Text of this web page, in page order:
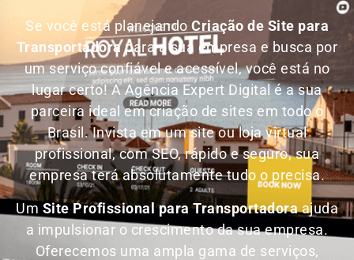
Se você está planejando Criação de Site para
Transportadorapara a sua empresa e busca por
um serviço confiável e acessível, você está no
lugar certo! A Agência Expert Digital é a sua
parceira ideal em criação de sites em todo o
Brasil.Invista em um site ou loja virtual
profissional, com SEO, rápido e seguro, sua
empresa terá absolutamente tudo o precisa.
Um Site Profissional para Transportadoraajuda
a impulsionar o crescimento da sua empresa.
Oferecemos uma ampla gama de serviços,